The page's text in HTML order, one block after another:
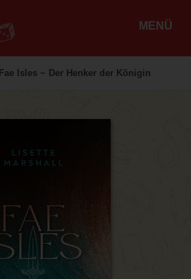
MENÜ
Fae Isles − Der Henker der Königin